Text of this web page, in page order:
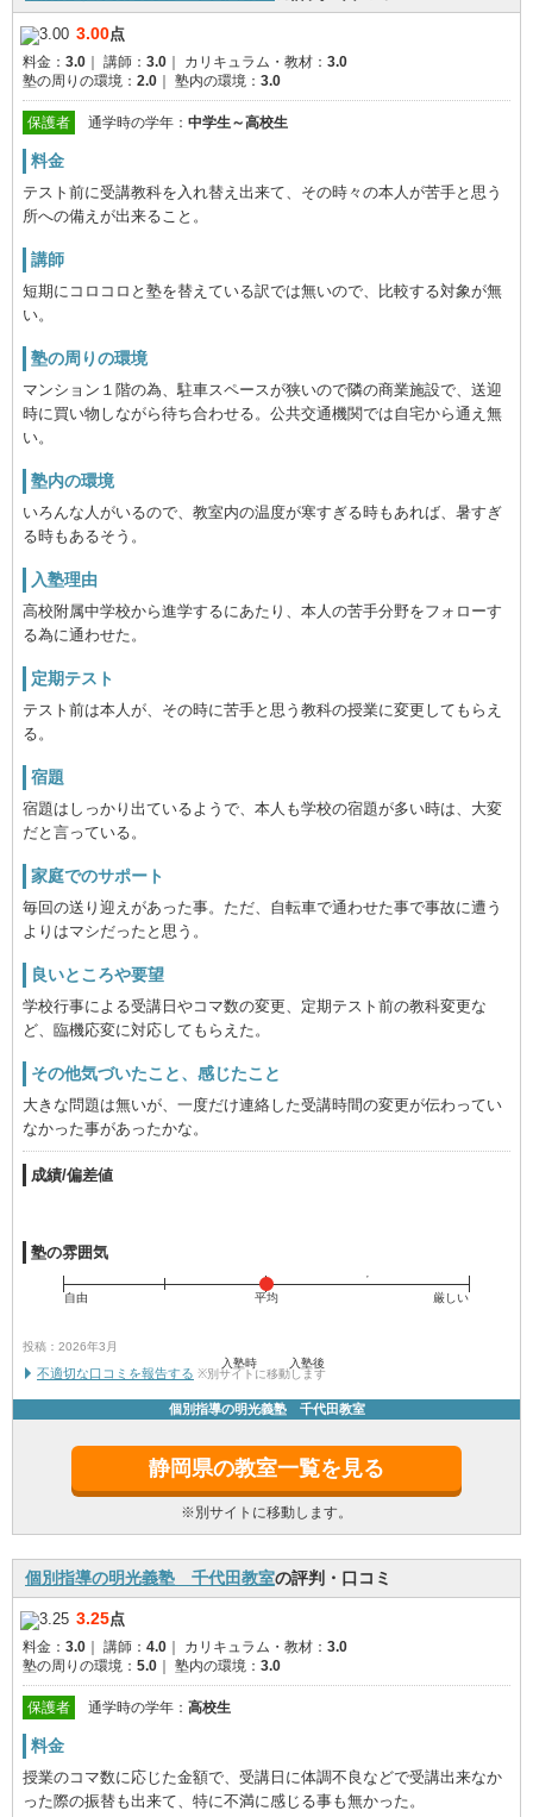
3.00点
料金： 3.0 講師： 3.0 カリキュラム・教材： 3.0
塾の周りの環境： 2.0 塾内の環境： 3.0
保護者 通学時の学年： 中学生～高校生
料金
テスト前に受講教科を入れ替え出来て、その時々の本人が苦手と思う
所への備えが出来ること。
講師
短期にコロコロと塾を替えている訳では無いので、比較する対象が無
い。
塾の周りの環境
マンション１階の為、駐車スペースが狭いので隣の商業施設で、送迎
時に買い物しながら待ち合わせる。公共交通機関では自宅から通え無
い。
塾内の環境
いろんな人がいるので、教室内の温度が寒すぎる時もあれば、暑すぎ
る時もあるそう。
入塾理由
高校附属中学校から進学するにあたり、本人の苦手分野をフォローす
る為に通わせた。
定期テスト
テスト前は本人が、その時に苦手と思う教科の授業に変更してもらえ
る。
宿題
宿題はしっかり出ているようで、本人も学校の宿題が多い時は、大変
だと言っている。
家庭でのサポート
毎回の送り迎えがあった事。ただ、自転車で通わせた事で事故に遭う
よりはマシだったと思う。
良いところや要望
学校行事による受講日やコマ数の変更、定期テスト前の教科変更な
ど、臨機応変に対応してもらえた。
その他気づいたこと、感じたこと
大きな問題は無いが、一度だけ連絡した受講時間の変更が伝わってい
なかった事があったかな。
成績/偏差値
入塾時 入塾後
塾の雰囲気
自由 平均 厳しい
投稿：2026年3月
不適切な口コミを報告する ※別サイトに移動します
個別指導の明光義塾 千代田教室
静岡県の教室一覧を見る
※別サイトに移動します。
個別指導の明光義塾 千代田教室の評判・口コミ
3.25点
料金： 3.0 講師： 4.0 カリキュラム・教材： 3.0
塾の周りの環境： 5.0 塾内の環境： 3.0
保護者 通学時の学年： 高校生
料金
授業のコマ数に応じた金額で、受講日に体調不良などで受講出来なか
った際の振替も出来て、特に不満に感じる事も無かった。